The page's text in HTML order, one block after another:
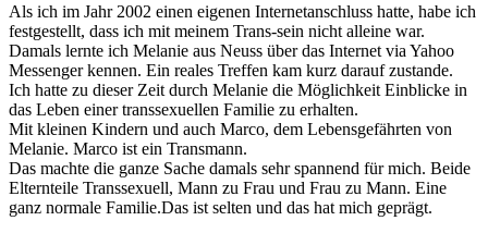
Als ich im Jahr 2002 einen eigenen Internetanschluss hatte, habe ich
festgestellt, dass ich mit meinem Trans-sein nicht alleine war.
Damals lernte ich Melanie aus Neuss über das Internet via Yahoo
Messenger kennen. Ein reales Treffen kam kurz darauf zustande.
Ich hatte zu dieser Zeit durch Melanie die Möglichkeit Einblicke in
das Leben einer transsexuellen Familie zu erhalten.
Mit kleinen Kindern und auch Marco, dem Lebensgefährten von
Melanie. Marco ist ein Transmann.
Das machte die ganze Sache damals sehr spannend für mich. Beide
Elternteile Transsexuell, Mann zu Frau und Frau zu Mann. Eine
ganz normale Familie.Das ist selten und das hat mich geprägt.